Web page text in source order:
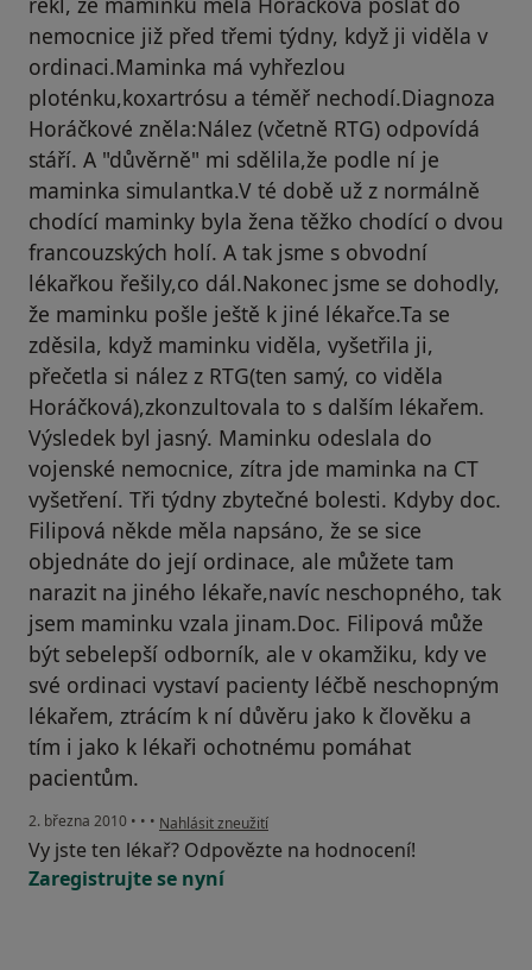
nemocnice již před třemi týdny, když ji viděla v
ordinaci.Maminka má vyhřezlou
ploténku,koxartrósu a téměř nechodí.Diagnoza
Horáčkové zněla:Nález (včetně RTG) odpovídá
stáří. A "důvěrně" mi sdělila,že podle ní je
maminka simulantka.V té době už z normálně
chodící maminky byla žena těžko chodící o dvou
francouzských holí. A tak jsme s obvodní
lékařkou řešily,co dál.Nakonec jsme se dohodly,
že maminku pošle ještě k jiné lékařce.Ta se
zděsila, když maminku viděla, vyšetřila ji,
přečetla si nález z RTG(ten samý, co viděla
Horáčková),zkonzultovala to s dalším lékařem.
Výsledek byl jasný. Maminku odeslala do
vojenské nemocnice, zítra jde maminka na CT
vyšetření. Tři týdny zbytečné bolesti. Kdyby doc.
Filipová někde měla napsáno, že se sice
objednáte do její ordinace, ale můžete tam
narazit na jiného lékaře,navíc neschopného, tak
jsem maminku vzala jinam.Doc. Filipová může
být sebelepší odborník, ale v okamžiku, kdy ve
své ordinaci vystaví pacienty léčbě neschopným
lékařem, ztrácím k ní důvěru jako k člověku a
tím i jako k lékaři ochotnému pomáhat
pacientům.
2. března 2010 • • • podle názoru uživatele Pacient
Nahlásit zneužití
Vy jste ten lékař? Odpovězte na hodnocení!
Zaregistrujte se nyní